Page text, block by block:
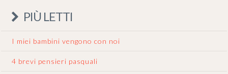
PIÙ LETTI
I miei bambini vengono con noi
4 brevi pensieri pasquali